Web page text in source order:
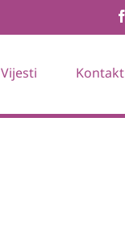
Vijesti Kontakt